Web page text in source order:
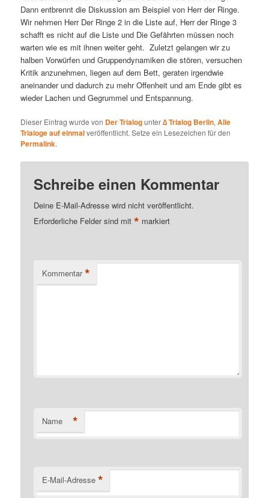
Dann entbrennt die Diskussion am Beispiel von Herr der Ringe.
Wir nehmen Herr Der Ringe 2 in die Liste auf, Herr der Ringe 3
schafft es nicht auf die Liste und Die Gefährten müssen noch
warten wie es mit ihnen weiter geht. Zuletzt gelangen wir zu
halben Vorwürfen und Gruppendynamiken die stören, versuchen
Kritik anzunehmen, liegen auf dem Bett, geraten irgendwie
aneinander und dadurch zu mehr Offenheit und am Ende gibt es
wieder Lachen und Gegrummel und Entspannung.
Dieser Eintrag wurde von Der Trialogunter∆ Trialog Berlin,Alle
Trialoge auf einmalveröffentlicht. Setze ein Lesezeichen für den
Permalink.
Schreibe einen Kommentar
Deine E-Mail-Adresse wird nicht veröffentlicht.
Erforderliche Felder sind mit* markiert
Kommentar *
Name *
E-Mail-Adresse *